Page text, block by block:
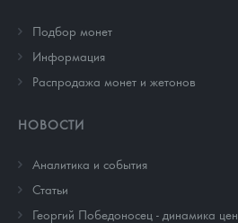
Подбор монет
Информация
Распродажа монет и жетонов
НОВОСТИ
Аналитика и события
Cтатьи
Георгий Победоносец - динамика цен